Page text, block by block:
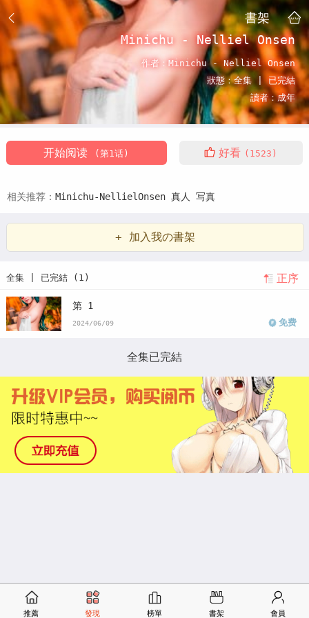
書架
Minichu - Nelliel Onsen
作者： Minichu - Nelliel Onsen
狀態：全集 |已完結
讀者：成年
开始阅读 (第1话) 好看 (1523)
相关推荐： Minichu-NellielOnsen 真人 写真
+ 加入我の書架
全集 | 已完結 (1) 正序
第 1
2024/06/09 免费
全集已完結
推薦 發現 榜單 書架 會員